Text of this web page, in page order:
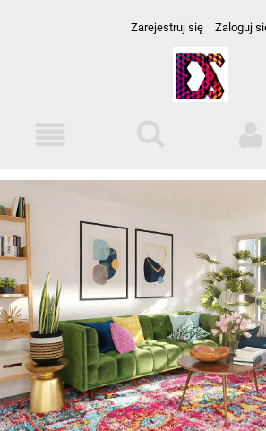
Zarejestruj się Zaloguj